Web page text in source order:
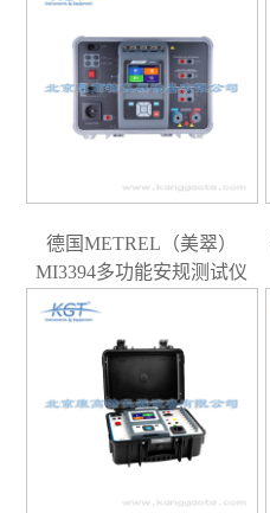
德国METREL（美翠）
MI3394多功能安规测试仪